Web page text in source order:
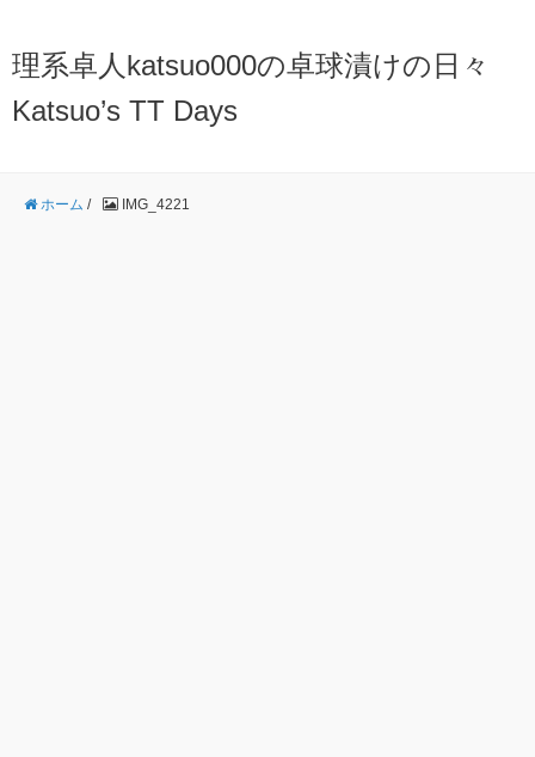
理系卓人katsuo000の卓球漬けの日々
Katsuo’s TT Days
ホーム / IMG_4221